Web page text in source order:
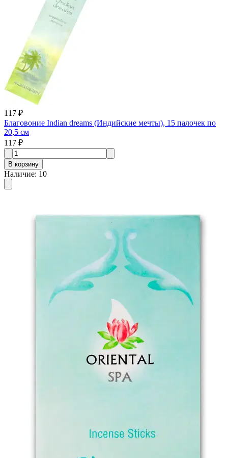
117 ₽
Благовоние Indian dreams (Индийские мечты), 15 палочек по
20,5 см
117 ₽
В корзину
Наличие: 10